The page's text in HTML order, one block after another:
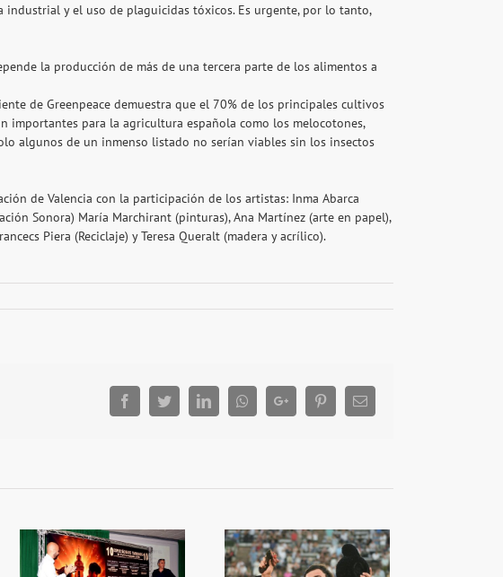
y el uso de plaguicidas tóxicos. Es urgente, por lo tanto,
la producción de más de una tercera parte de los alimentos a
de Greenpeace demuestra que el 70% de los principales cultivos
importantes para la agricultura española como los melocotones,
algunos de un inmenso listado no serían viables sin los insectos
de Valencia con la participación de los artistas: Inma Abarca
Sonora) María Marchirant (pinturas), Ana Martínez (arte en papel),
Piera (Reciclaje) y Teresa Queralt (madera y acrílico).
FacebookTwitterLinkedInWhatsappGoogle+ PinterestEmail